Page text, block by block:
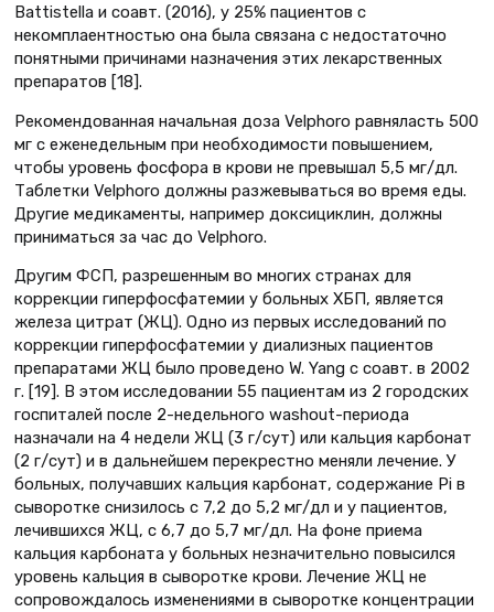
Battistella и соавт. (2016), у 25% пациентов с
некомплаентностью она была связана с недостаточно
понятными причинами назначения этих лекарственных
препаратов [18].
Рекомендованная начальная доза Velphoro равняласть 500
мг с еженедельным при необходимости повышением,
чтобы уровень фосфора в крови не превышал 5,5 мг/дл.
Таблетки Velphoro должны разжевываться во время еды.
Другие медикаменты, например доксициклин, должны
приниматься за час до Velphoro.
Другим ФСП, разрешенным во многих странах для
коррекции гиперфосфатемии у больных ХБП, является
железа цитрат (ЖЦ). Одно из первых исследований по
коррекции гиперфосфатемии у диализных пациентов
препаратами ЖЦ было проведено W. Yang с соавт. в 2002
г. [19]. В этом исследовании 55 пациентам из 2 городских
госпиталей после 2-недельного washout-периода
назначали на 4 недели ЖЦ (3 г/сут) или кальция карбонат
(2 г/сут) и в дальнейшем перекрестно меняли лечение. У
больных, получавших кальция карбонат, содержание Pi в
сыворотке снизилось с 7,2 до 5,2 мг/дл и у пациентов,
лечившихся ЖЦ, с 6,7 до 5,7 мг/дл. На фоне приема
кальция карбоната у больных незначительно повысился
уровень кальция в сыворотке крови. Лечение ЖЦ не
сопровождалось изменениями в сыворотке концентрации